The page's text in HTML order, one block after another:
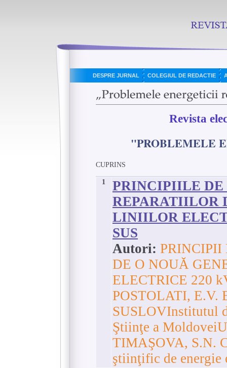
DESPRE JURNAL COLEGIUL DE REDACTIE
Revista
"PROBLEMELE
CUPRINS
1
PRINCIPIILE
REPARATIILOR
LINIILOR
SUS
Autori: PRINCIPII
DE O NOUĂ
ELECTRICE 220
POSTOLATI, E.V.
SUSLOVInstitutul
Ştiinţe a
TIMAŞOVA, S.N.
ştiinţific de energie